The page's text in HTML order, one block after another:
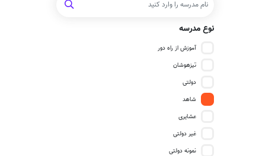
نوع مدرسه
آموزش از راه دور
تیزهوشان
دولتی
شاهد
عشایری
غیر دولتی
نمونه دولتی